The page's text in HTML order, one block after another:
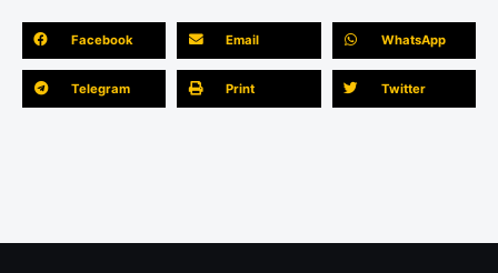
Facebook Email WhatsApp
Telegram Print Twitter